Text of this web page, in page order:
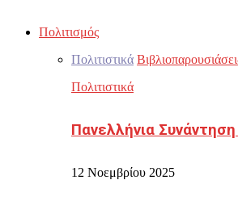
Πολιτισμός
Πολιτιστικά
Πολιτιστικά
Πανελλήνια
12 Νοεμβρίου 2025